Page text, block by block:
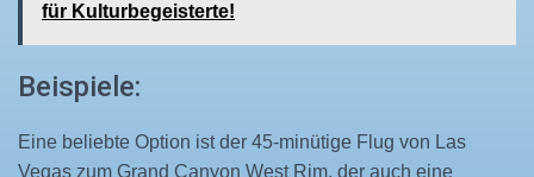
für Kulturbegeisterte!
Beispiele:
Eine beliebte Option ist der 45-minütige Flug von Las
Vegas zum Grand Canyon West Rim, der auch eine